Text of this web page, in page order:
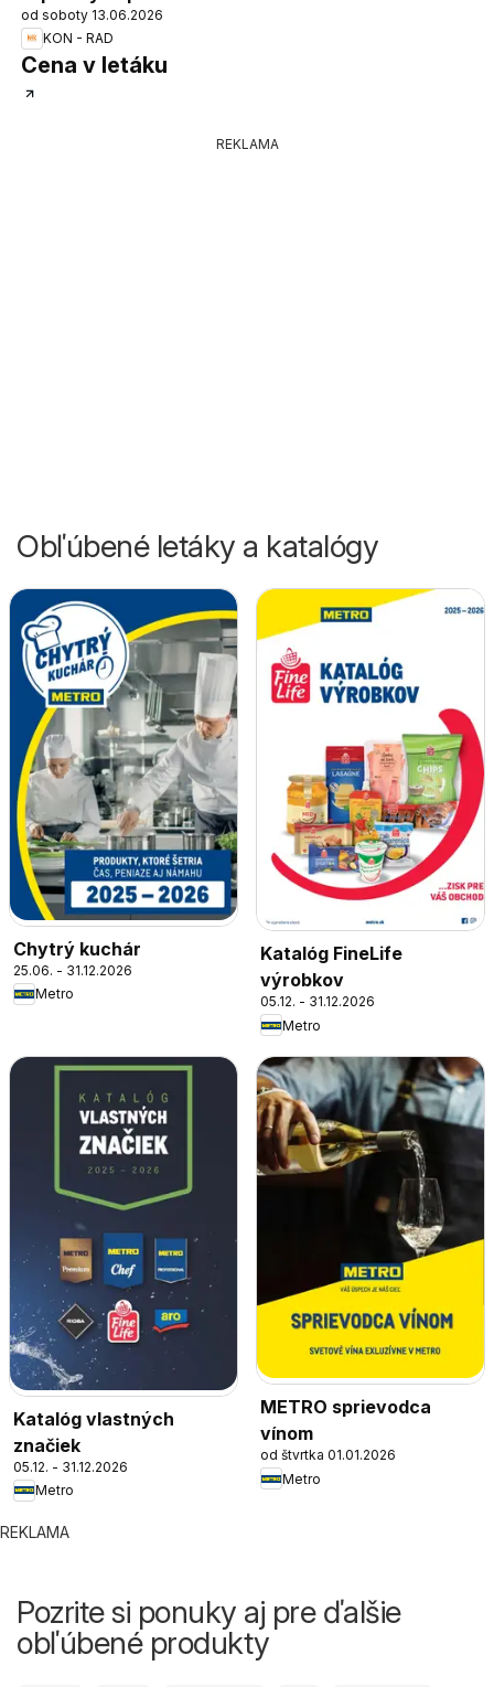
od soboty 13.06.2026
KON - RAD
Cena v letáku
REKLAMA
Obľúbené letáky a katalógy
Chytrý kuchár
25.06. - 31.12.2026
Metro
Katalóg FineLife
výrobkov
05.12. - 31.12.2026
Metro
Katalóg vlastných
značiek
05.12. - 31.12.2026
Metro
METRO sprievodca
vínom
od štvrtka 01.01.2026
Metro
REKLAMA
Pozrite si ponuky aj pre ďalšie
obľúbené produkty